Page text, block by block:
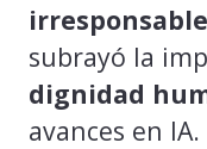
subrayó la
dignidad
avances en IA.